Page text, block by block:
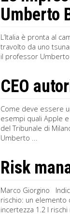
Umberto
L’Italia è pronta al
travolto da uno
il professor
CEO
Come deve essere
esempi quali Apple
del Tribunale di
Umberto ...
Risk
Marco Giorgino
rischio: un elemento
incertezza 1.2 I rischi